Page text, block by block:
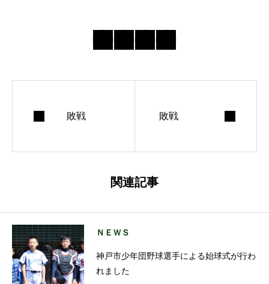
敗戦 敗戦
関連記事
ＮＥＷＳ
神戸市少年団野球選手による始球式が行わ
れました